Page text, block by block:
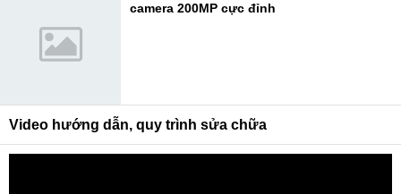
camera 200MP cực đỉnh
Video hướng dẫn, quy trình sửa chữa